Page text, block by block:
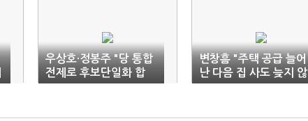
우상호·정봉주 "당 통합
전제로 후보단일화 합
의"
변창흠 "주택 공급 늘어
난 다음 집 사도 늦지 않
아…기다려달라"